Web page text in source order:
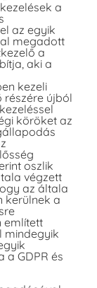
a
az egyik
megadott
a
aki a
kezeli
részére újból
köröket az
oszlik
végzett
az általa
kerülnek a
említett
mindegyik
GDPR és